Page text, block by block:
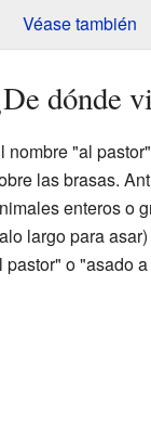
Véase también
dónde
nombre "al
las brasas.
enteros o
largo para
pastor" o "asado